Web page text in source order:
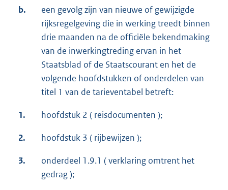
b.
een gevolg zijn van nieuwe of gewijzigde
rijksregelgeving die in werking treedt binnen
drie maanden na de officiële bekendmaking
van de inwerkingtreding ervan in het
Staatsblad of de Staatscourant en het de
volgende hoofdstukken of onderdelen van
titel 1 van de tarieventabel betreft:
1. hoofdstuk 2 ( reisdocumenten );
2. hoofdstuk 3 ( rijbewijzen );
3.
onderdeel 1.9.1 ( verklaring omtrent het
gedrag );